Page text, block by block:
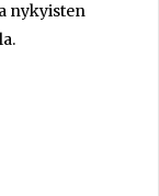
nykyisten